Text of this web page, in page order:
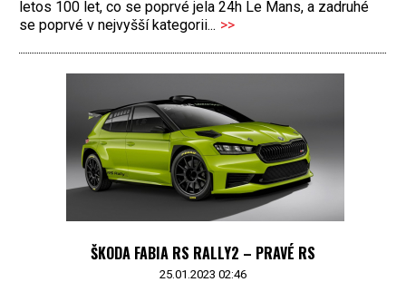
letos 100 let, co se poprvé jela 24h Le Mans, a zadruhé
se poprvé v nejvyšší kategorii... >>
ŠKODA FABIA RS RALLY2 – PRAVÉ RS
25.01.2023 02:46